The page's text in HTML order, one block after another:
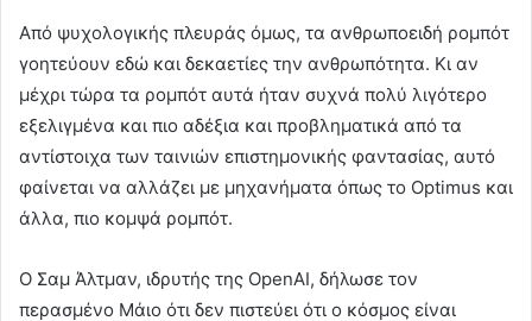
Από ψυχολογικής πλευράς όμως, τα ανθρωποειδή ρομπότ
γοητεύουν εδώ και δεκαετίες την ανθρωπότητα. Κι αν
μέχρι τώρα τα ρομπότ αυτά ήταν συχνά πολύ λιγότερο
εξελιγμένα και πιο αδέξια και προβληματικά από τα
αντίστοιχα των ταινιών επιστημονικής φαντασίας, αυτό
φαίνεται να αλλάζει με μηχανήματα όπως το Optimus και
άλλα, πιο κομψά ρομπότ.
Ο Σαμ Άλτμαν, ιδρυτής της OpenAI, δήλωσε τον
περασμένο Μάιο ότι δεν πιστεύει ότι ο κόσμος είναι